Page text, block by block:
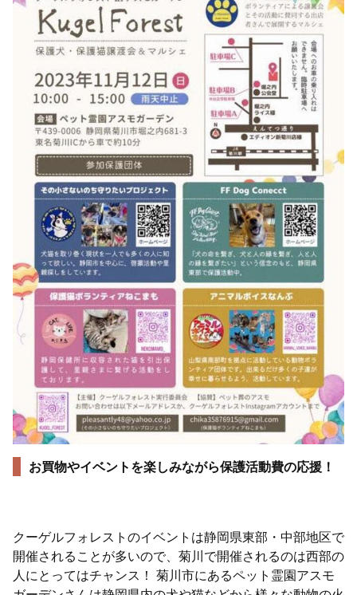
お買物やイベントを楽しみながら保護活動費の応援！
クーゲルフォレストのイベントは静岡県東部・中部地区で
開催されることが多いので、菊川で開催されるのは西部の
人にとってはチャンス！ 菊川市にあるペット霊園アスモ